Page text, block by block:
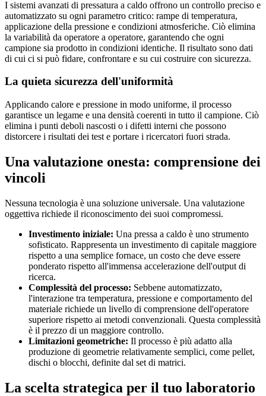
I sistemi avanzati di pressatura a caldo offrono un controllo preciso e
automatizzato su ogni parametro critico: rampe di temperatura,
applicazione della pressione e condizioni atmosferiche. Ciò elimina
la variabilità da operatore a operatore, garantendo che ogni
campione sia prodotto in condizioni identiche. Il risultato sono dati
di cui ci si può fidare, confrontare e su cui costruire con sicurezza.
La quieta sicurezza dell'uniformità
Applicando calore e pressione in modo uniforme, il processo
garantisce un legame e una densità coerenti in tutto il campione. Ciò
elimina i punti deboli nascosti o i difetti interni che possono
distorcere i risultati dei test e portare i ricercatori fuori strada.
Una valutazione onesta: comprensione dei
vincoli
Nessuna tecnologia è una soluzione universale. Una valutazione
oggettiva richiede il riconoscimento dei suoi compromessi.
Investimento iniziale: Una pressa a caldo è uno strumento
sofisticato. Rappresenta un investimento di capitale maggiore
rispetto a una semplice fornace, un costo che deve essere
ponderato rispetto all'immensa accelerazione dell'output di
ricerca.
Complessità del processo: Sebbene automatizzato,
l'interazione tra temperatura, pressione e comportamento del
materiale richiede un livello di comprensione dell'operatore
superiore rispetto ai metodi convenzionali. Questa complessità
è il prezzo di un maggiore controllo.
Limitazioni geometriche: Il processo è più adatto alla
produzione di geometrie relativamente semplici, come pellet,
dischi o blocchi, definite dal set di matrici.
La scelta strategica per il tuo laboratorio